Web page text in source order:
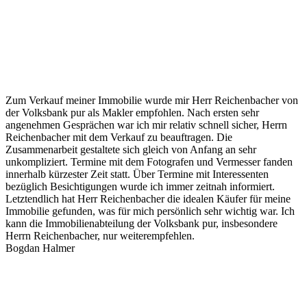
Zum Verkauf meiner Immobilie wurde mir Herr Reichenbacher von
der Volksbank pur als Makler empfohlen. Nach ersten sehr
angenehmen Gesprächen war ich mir relativ schnell sicher, Herrn
Reichenbacher mit dem Verkauf zu beauftragen. Die
Zusammenarbeit gestaltete sich gleich von Anfang an sehr
unkompliziert. Termine mit dem Fotografen und Vermesser fanden
innerhalb kürzester Zeit statt. Über Termine mit Interessenten
bezüglich Besichtigungen wurde ich immer zeitnah informiert.
Letztendlich hat Herr Reichenbacher die idealen Käufer für meine
Immobilie gefunden, was für mich persönlich sehr wichtig war. Ich
kann die Immobilienabteilung der Volksbank pur, insbesondere
Herrn Reichenbacher, nur weiterempfehlen.
Bogdan Halmer